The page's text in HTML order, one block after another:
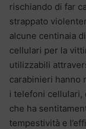
rischiando di far
strappato
alcune centinaia
cellulari per la
utilizzabili
carabinieri hanno
i telefoni cellulari,
che ha
tempestività e